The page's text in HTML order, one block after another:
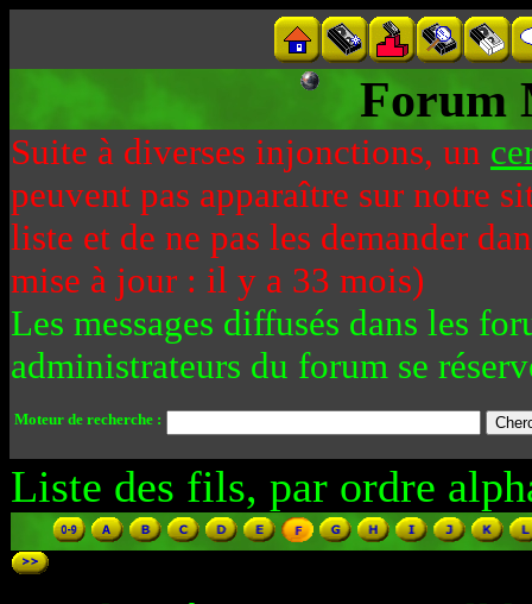
Forum
Suite à diverses injonctions, un
peuvent pas apparaître sur notre
liste et de ne pas les demander
mise à jour : il y a 33 mois)
Les messages diffusés dans les
administrateurs du forum se
Moteur de recherche :
Liste des fils, par ordre